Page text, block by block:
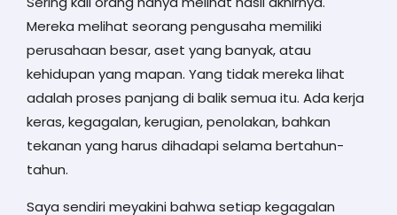
Mereka melihat seorang pengusaha memiliki
perusahaan besar, aset yang banyak, atau
kehidupan yang mapan. Yang tidak mereka lihat
adalah proses panjang di balik semua itu. Ada kerja
keras, kegagalan, kerugian, penolakan, bahkan
tekanan yang harus dihadapi selama bertahun-
tahun.
Saya sendiri meyakini bahwa setiap kegagalan